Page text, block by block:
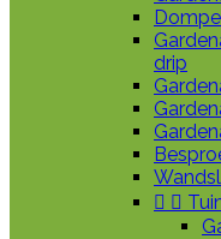
drip
 